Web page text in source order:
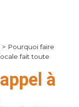
> Pourquoi faire
fait toute
à